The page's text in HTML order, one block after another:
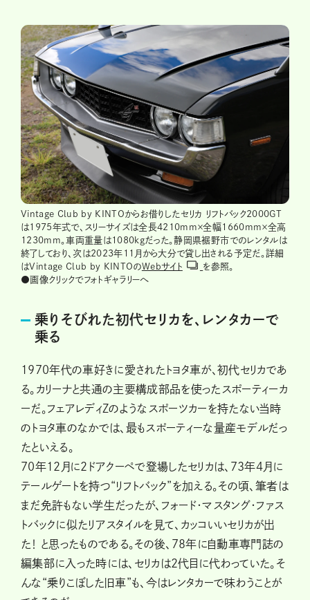
Vintage Club by KINTOからお借りしたセリカ リフトバック2000GT
は1975年式で、スリーサイズは全長4210mm×全幅1660mm×全高
1230mm。車両重量は1080kgだった。静岡県裾野市でのレンタルは
終了しており、次は2023年11月から大分で貸し出される予定だ。詳細
はVintage Club by KINTOのWebサイト
を参照。
●画像クリックでフォトギャラリーへ
乗りそびれた初代セリカを、レンタカーで
乗る
1970年代の車好きに愛されたトヨタ車が、初代セリカであ
る。カリーナと共通の主要構成部品を使ったスポーティーカ
ーだ。フェアレディZのようなスポーツカーを持たない当時
のトヨタ車のなかでは、最もスポーティーな量産モデルだっ
たといえる。
70年12月に2ドアクーペで登場したセリカは、73年4月に
テールゲートを持つ“リフトバック”を加える。その頃、筆者は
まだ免許もない学生だったが、フォード・マスタング・ファス
トバックに似たリアスタイルを見て、カッコいいセリカが出
た！ と思ったものである。その後、78年に自動車専門誌の
編集部に入った時には、セリカは2代目に代わっていた。そ
んな“乗りこぼした旧車”も、今はレンタカーで味わうことが